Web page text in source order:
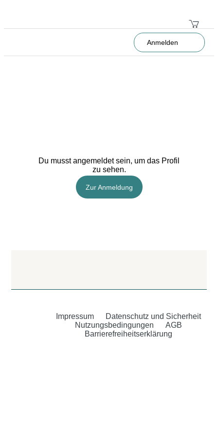
Anmelden
Du musst angemeldet sein, um das Profil
zu sehen.
Zur Anmeldung
Impressum
Datenschutz und Sicherheit
Nutzungsbedingungen
AGB
Barrierefreiheitserklärung